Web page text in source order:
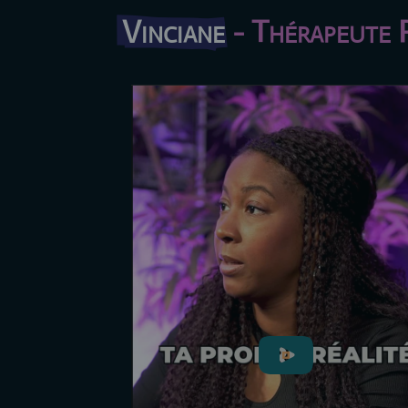
Vinciane - Thérapeute